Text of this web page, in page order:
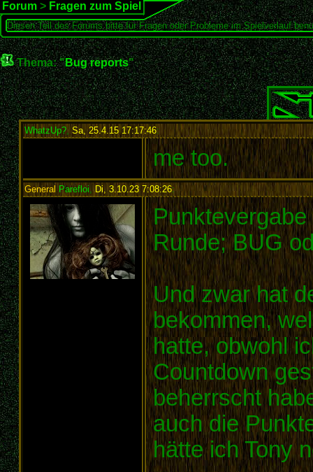
Forum > Fragen zum Spiel
Diesen Teil des Forums bitte für Fragen oder Probleme im Spielverlauf
Thema: "Bug reports"
WhatzUp?,Sa, 25.4.15 17:17:46:
me too.
General Parefloi ,Di, 3.10.23 7:08:26:
Runde; BUG
Und zwar hat
bekommen,
hatte, obwohl
Countdown
beherrscht
auch die
hätte ich Tony